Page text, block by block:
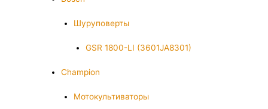
Шуруповерты
GSR 1800-LI (3601JA8301)
Champion
Мотокультиваторы